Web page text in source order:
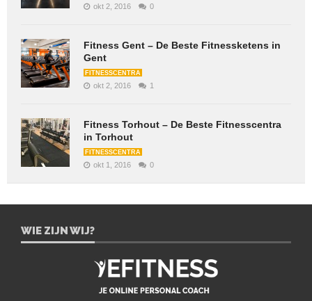
okt 2, 2016 0
Fitness Gent – De Beste Fitnessketens in
Gent
FITNESSCENTRA
okt 2, 2016 1
Fitness Torhout – De Beste Fitnesscentra
in Torhout
FITNESSCENTRA
okt 1, 2016 0
WIE ZIJN WIJ?